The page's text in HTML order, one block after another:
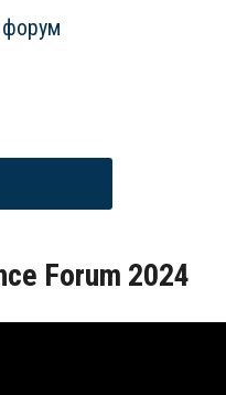
форум
Forum 2024